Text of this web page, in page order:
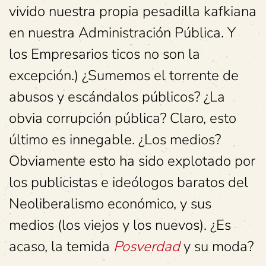
vivido nuestra propia pesadilla kafkiana
en nuestra Administración Pública. Y
los Empresarios ticos no son la
excepción.) ¿Sumemos el torrente de
abusos y escándalos públicos? ¿La
obvia corrupción pública? Claro, esto
último es innegable. ¿Los medios?
Obviamente esto ha sido explotado por
los publicistas e ideólogos baratos del
Neoliberalismo económico, y sus
medios (los viejos y los nuevos). ¿Es
acaso, la temida Posverdady su moda?